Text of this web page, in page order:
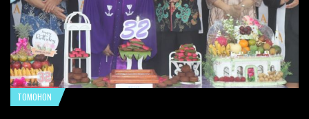
TOMOHON